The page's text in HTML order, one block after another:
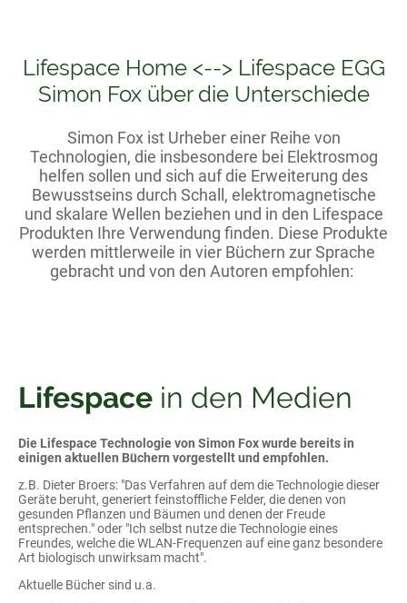
Lifespace Home <--> Lifespace EGG
Simon Fox über die Unterschiede
Simon Fox ist Urheber einer Reihe von
Technologien, die insbesondere bei Elektrosmog
helfen sollen und sich auf die Erweiterung des
Bewusstseins durch Schall, elektromagnetische
und skalare Wellen beziehen und in den Lifespace
Produkten Ihre Verwendung finden. Diese Produkte
werden mittlerweile in vier Büchern zur Sprache
gebracht und von den Autoren empfohlen:
Lifespace in den Medien
Die Lifespace Technologie von Simon Fox wurde bereits in
einigen aktuellen Büchern vorgestellt und empfohlen.
z.B. Dieter Broers: "Das Verfahren auf dem die Technologie dieser
Geräte beruht, generiert feinstoffliche Felder, die denen von
gesunden Pflanzen und Bäumen und denen der Freude
entsprechen." oder "Ich selbst nutze die Technologie eines
Freundes, welche die WLAN-Frequenzen auf eine ganz besondere
Art biologisch unwirksam macht".
Aktuelle Bücher sind u.a.